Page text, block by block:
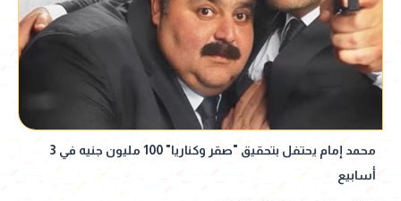
محمد إمام يحتفل بتحقيق "صقر وكناريا" 100 مليون جنيه في 3
أسابيع